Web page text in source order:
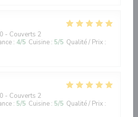
- Couverts 2
: 4/5 Cuisine : 5/5 Qualité / Prix :
- Couverts 2
: 5/5 Cuisine : 5/5 Qualité / Prix :